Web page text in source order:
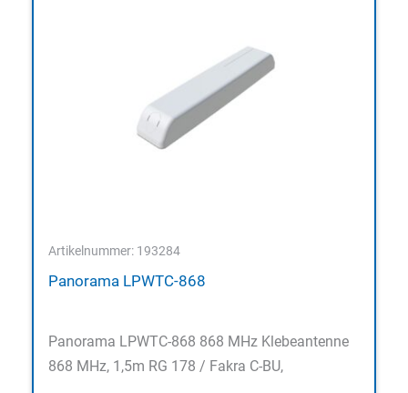
Artikelnummer: 193284
Panorama LPWTC-868
Panorama LPWTC-868 868 MHz Klebeantenne
868 MHz, 1,5m RG 178 / Fakra C-BU,